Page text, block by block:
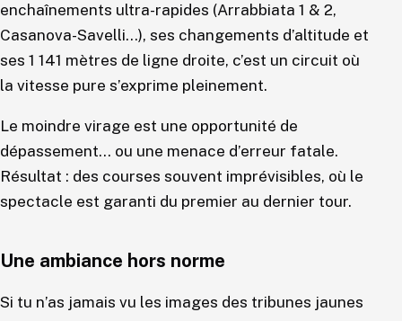
enchaînements ultra-rapides (Arrabbiata 1 & 2,
Casanova-Savelli…), ses changements d’altitude et
ses 1 141 mètres de ligne droite, c’est un circuit où
la vitesse pure s’exprime pleinement.
Le moindre virage est une opportunité de
dépassement… ou une menace d’erreur fatale.
Résultat : des courses souvent imprévisibles, où le
spectacle est garanti du premier au dernier tour.
Une ambiance hors norme
Si tu n’as jamais vu les images des tribunes jaunes